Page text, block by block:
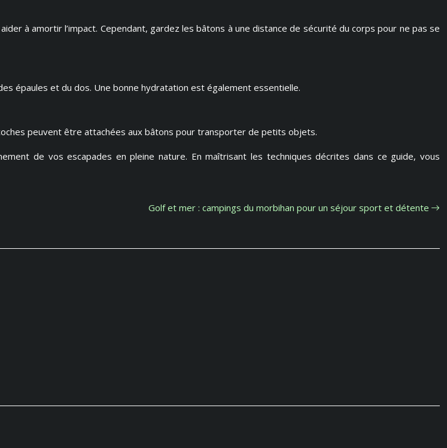
à amortir l’impact. Cependant, gardez les bâtons à une distance de sécurité du corps pour ne pas se
épaules et du dos. Une bonne hydratation est également essentielle.
peuvent être attachées aux bâtons pour transporter de petits objets.
de vos escapades en pleine nature. En maîtrisant les techniques décrites dans ce guide, vous
Golf et mer : campings du morbihan pour un séjour sport et détente